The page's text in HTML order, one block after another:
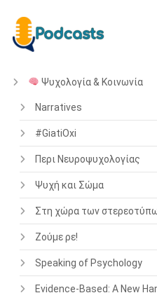
Ψυχολογία & Κοινωνία
Narratives
#GiatiOxi
Περι Νευροψυχολογίας
Ψυχή και Σώμα
Στη χώρα των
Ζούμε ρε!
Speaking of Psychology
Evidence-Based: A New